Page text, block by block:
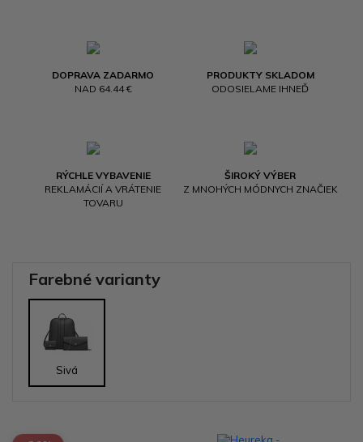
DOPRAVA ZADARMO
NAD 64.44 €
PRODUKTY SKLADOM
ODOSIELAME IHNEĎ
RÝCHLE VYBAVENIE
REKLAMÁCIÍ A VRÁTENIE
TOVARU
ŠIROKÝ VÝBER
Z MNOHÝCH MÓDNYCH ZNAČIEK
Farebné varianty
Sivá